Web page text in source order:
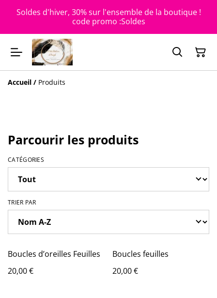
Soldes d'hiver, 30% sur l'ensemble de la boutique !
code promo :Soldes
Accueil / Produits
Parcourir les produits
CATÉGORIES
TRIER PAR
Boucles d’oreilles Feuilles
20,00 €
Boucles feuilles
20,00 €